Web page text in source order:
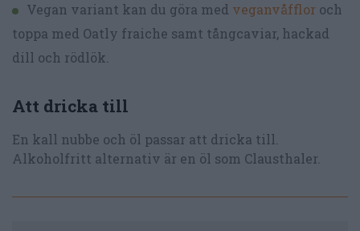
Vegan variant kan du göra med veganvåfflor och
toppa med Oatly fraiche samt tångcaviar, hackad
dill och rödlök.
Att dricka till
En kall nubbe och öl passar att dricka till.
Alkoholfritt alternativ är en öl som Clausthaler.